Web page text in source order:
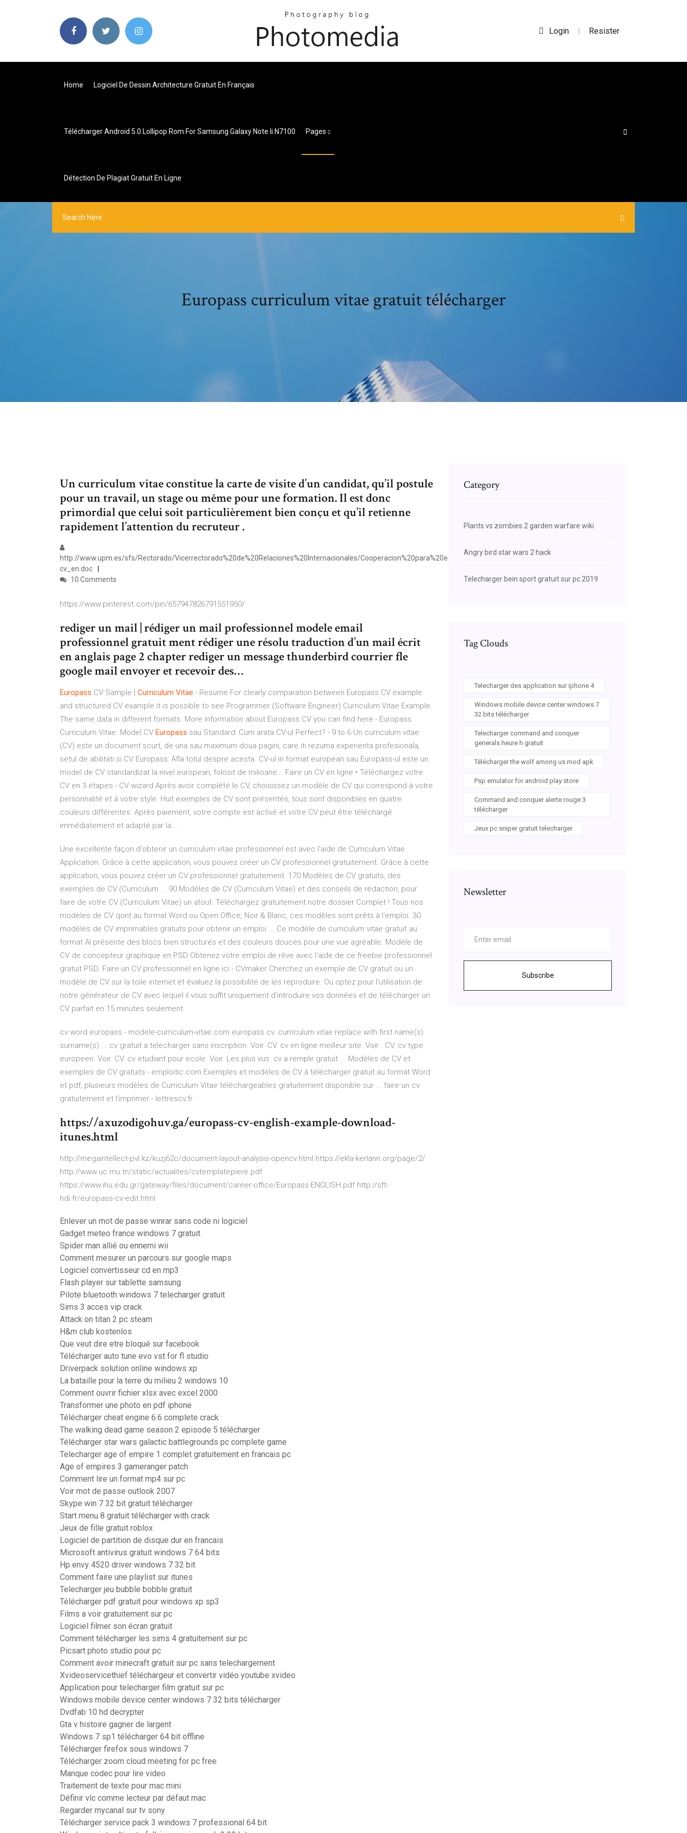
Login | Resister
Home Logiciel De Dessin Architecture Gratuit En Français
Télécharger Android 5.0 Lollipop Rom For Samsung Galaxy Note Ii N7100 Pages
Détection De Plagiat Gratuit En Ligne
Europass curriculum vitae gratuit télécharger
Un curriculum vitae constitue la carte de visite d’un candidat, qu’il postule
pour un travail, un stage ou même pour une formation. Il est donc
primordial que celui soit particulièrement bien conçu et qu’il retienne
rapidement l’attention du recruteur .
http://www.upm.es/sfs/Rectorado/Vicerrectorado%20de%20Relaciones%20Internacionales/Cooperacion%20para%20el%20Desarrollo%20y%20la%20Solidaridad/eu-
cv_en.doc
10 Comments
https://www.pinterest.com/pin/657947826791551950/
rediger un mail | rédiger un mail professionnel modele email
professionnel gratuit ment rédiger une résolu traduction d’un mail écrit
en anglais page 2 chapter rediger un message thunderbird courrier fle
google mail envoyer et recevoir des…
Europass CV Sample | Curriculum Vitae - Resume For clearly comparation between Europass CV example
and structured CV example it is possible to see Programmer (Software Engineer) Curriculum Vitae Example.
The same data in different formats. More information about Europass CV you can find here - Europass
Curriculum Vitae. Model CV Europass sau Standard: Cum arata CV-ul Perfect? - 9 to 6 Un curriculum vitae
(CV) este un document scurt, de una sau maximum doua pagini, care iti rezuma experienta profesionala,
setul de abilitati si CV Europass: Afla totul despre acesta. CV-ul in format european sau Europass-ul este un
model de CV standardizat la nivel european, folosit de milioane... Faire un CV en ligne • Téléchargez votre
CV en 3 étapes - CV wizard Après avoir complété le CV, choisissez un modèle de CV qui correspond à votre
personnalité et à votre style. Huit exemples de CV sont présentés, tous sont disponibles en quatre
couleurs différentes. Après paiement, votre compte est activé et votre CV peut être téléchargé
immédiatement et adapté par la...
Une excellente façon d'obtenir un curriculum vitae professionnel est avec l'aide de Curriculum Vitae
Application. Grâce à cette application, vous pouvez créer un CV professionnel gratuitement. Grâce à cette
application, vous pouvez créer un CV professionnel gratuitement. 170 Modèles de CV gratuits, des
exemples de CV (Curriculum ... 90 Modèles de CV (Curriculum Vitae) et des conseils de rédaction, pour
faire de votre CV (Curriculum Vitae) un atout. Téléchargez gratuitement notre dossier Complet ! Tous nos
modèles de CV qont au format Word ou Open Office, Noir & Blanc, ces modèles sont prêts à l'emploi. 30
modèles de CV imprimables gratuits pour obtenir un emploi ... Ce modèle de curriculum vitae gratuit au
format AI présente des blocs bien structurés et des couleurs douces pour une vue agréable. Modèle de
CV de concepteur graphique en PSD Obtenez votre emploi de rêve avec l'aide de ce freebie professionnel
gratuit PSD. Faire un CV professionnel en ligne ici - CVmaker Cherchez un exemple de CV gratuit ou un
modèle de CV sur la toile internet et évaluez la possibilité de les reproduire. Ou optez pour l'utilisation de
notre générateur de CV avec lequel il vous suffit uniquement d'introduire vos données et de télécharger un
CV parfait en 15 minutes seulement.
cv word europass - modele-curriculum-vitae.com europass cv. curriculum vitae replace with first name(s)
surname(s) ... cv gratuit a telecharger sans inscription. Voir. CV. cv en ligne meilleur site. Voir . CV. cv type
europeen. Voir. CV. cv etudiant pour ecole. Voir. Les plus vus. cv a remplir gratuit ... Modèles de CV et
exemples de CV gratuits - emploitic.com Exemples et modèles de CV à télécharger gratuit au format Word
et pdf, plusieurs modèles de Curriculum Vitae téléchargeables gratuitement disponible sur ... faire un cv
gratuitement et l'imprimer - lettrescv.fr
https://axuzodigohuv.ga/europass-cv-english-example-download-
itunes.html
http://megaintellect-pvl.kz/kuzj62c/document-layout-analysis-opencv.html https://ekla-kerlann.org/page/2/
http://www.uc.rnu.tn/static/actualites/cvtemplatepiere.pdf
https://www.ihu.edu.gr/gateway/files/document/career-office/Europass-ENGLISH.pdf http://sft-
hdi.fr/europass-cv-edit.html
Enlever un mot de passe winrar sans code ni logiciel
Gadget meteo france windows 7 gratuit
Spider man allié ou ennemi wii
Comment mesurer un parcours sur google maps
Logiciel convertisseur cd en mp3
Flash player sur tablette samsung
Pilote bluetooth windows 7 telecharger gratuit
Sims 3 acces vip crack
Attack on titan 2 pc steam
H&m club kostenlos
Que veut dire etre bloqué sur facebook
Télécharger auto tune evo vst for fl studio
Driverpack solution online windows xp
La bataille pour la terre du milieu 2 windows 10
Comment ouvrir fichier xlsx avec excel 2000
Transformer une photo en pdf iphone
Télécharger cheat engine 6.6 complete crack
The walking dead game season 2 episode 5 télécharger
Télécharger star wars galactic battlegrounds pc complete game
Telecharger age of empire 1 complet gratuitement en francais pc
Age of empires 3 gameranger patch
Comment lire un format mp4 sur pc
Voir mot de passe outlook 2007
Skype win 7 32 bit gratuit télécharger
Start menu 8 gratuit télécharger with crack
Jeux de fille gratuit roblox
Logiciel de partition de disque dur en francais
Microsoft antivirus gratuit windows 7 64 bits
Hp envy 4520 driver windows 7 32 bit
Comment faire une playlist sur itunes
Telecharger jeu bubble bobble gratuit
Télécharger pdf gratuit pour windows xp sp3
Films a voir gratuitement sur pc
Logiciel filmer son écran gratuit
Comment télécharger les sims 4 gratuitement sur pc
Picsart photo studio pour pc
Comment avoir minecraft gratuit sur pc sans telechargement
Xvideoservicethief téléchargeur et convertir vidéo youtube xvideo
Application pour telecharger film gratuit sur pc
Windows mobile device center windows 7 32 bits télécharger
Dvdfab 10 hd decrypter
Gta v histoire gagner de largent
Windows 7 sp1 télécharger 64 bit offline
Télécharger firefox sous windows 7
Télécharger zoom cloud meeting for pc free
Manque codec pour lire video
Traitement de texte pour mac mini
Définir vlc comme lecteur par défaut mac
Regarder mycanal sur tv sony
Télécharger service pack 3 windows 7 professional 64 bit
Category
Plants vs zombies 2 garden warfare wiki
Angry bird star wars 2 hack
Telecharger bein sport gratuit sur pc 2019
Tag Clouds
Telecharger des application sur iphone 4
Windows mobile device center windows 7
32 bits télécharger
Telecharger command and conquer
generals heure h gratuit
Télécharger the wolf among us mod apk
Psp emulator for android play store
Command and conquer alerte rouge 3
télécharger
Jeux pc sniper gratuit telecharger
Newsletter
Subscribe